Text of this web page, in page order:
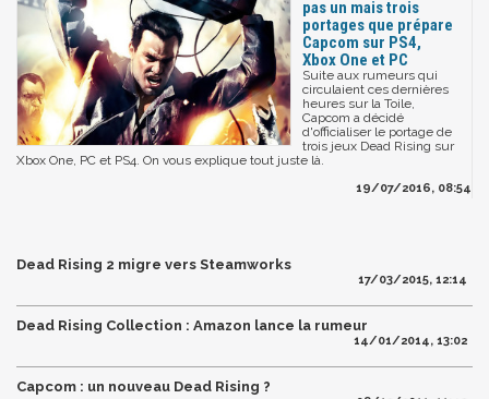
pas un mais trois
portages que prépare
Capcom sur PS4,
Xbox One et PC
Suite aux rumeurs qui
circulaient ces dernières
heures sur la Toile,
Capcom a décidé
d'officialiser le portage de
trois jeux Dead Rising sur
Xbox One, PC et PS4. On vous explique tout juste là.
19/07/2016, 08:54
Dead Rising 2 migre vers Steamworks
17/03/2015, 12:14
Dead Rising Collection : Amazon lance la rumeur
14/01/2014, 13:02
Capcom : un nouveau Dead Rising ?